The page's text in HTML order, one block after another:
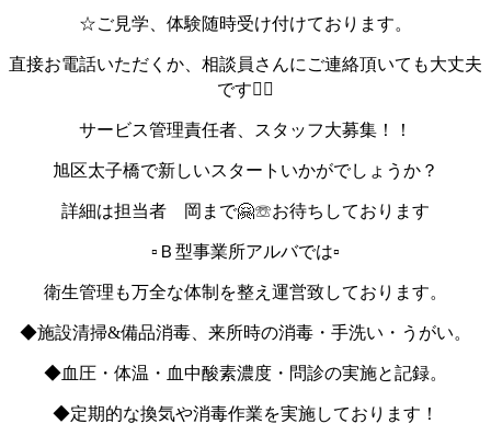
☆ご見学、体験随時受け付けております。
直接お電話いただくか、相談員さんにご連絡頂いても大丈夫
です🙆‍♀️
サービス管理責任者、スタッフ大募集！！
旭区太子橋で新しいスタートいかがでしょうか？
詳細は担当者 岡まで🤗☏お待ちしております
▫︎Ｂ型事業所アルバでは▫︎
衛生管理も万全な体制を整え運営致しております。
◆施設清掃&備品消毒、来所時の消毒・手洗い・うがい。
◆血圧・体温・血中酸素濃度・問診の実施と記録。
◆定期的な換気や消毒作業を実施しております！